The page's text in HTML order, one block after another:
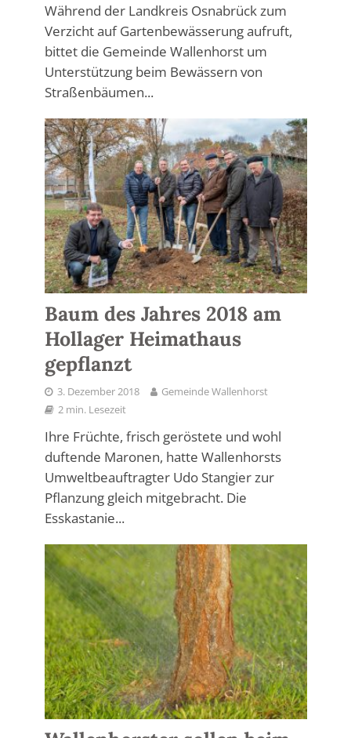
Während der Landkreis Osnabrück zum
Verzicht auf Gartenbewässerung aufruft,
bittet die Gemeinde Wallenhorst um
Unterstützung beim Bewässern von
Straßenbäumen...
Baum des Jahres 2018 am
Hollager Heimathaus
gepflanzt
3. Dezember 2018
Gemeinde Wallenhorst
2 min. Lesezeit
Ihre Früchte, frisch geröstete und wohl
duftende Maronen, hatte Wallenhorsts
Umweltbeauftragter Udo Stangier zur
Pflanzung gleich mitgebracht. Die
Esskastanie...